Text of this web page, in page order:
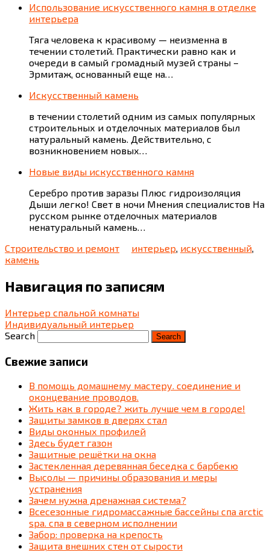
Использование искусственного камня в отделке
интерьера
Тяга человека к красивому — неизменна в
течении столетий. Практически равно как и
очереди в самый громадный музей страны –
Эрмитаж, основанный еще на…
Искусственный камень
в течении столетий одним из самых популярных
строительных и отделочных материалов был
натуральный камень. Действительно, с
возникновением новых…
Новые виды искусственного камня
Серебро против заразы Плюс гидроизоляция
Дыши легко! Свет в ночи Мнения специалистов На
русском рынке отделочных материалов
ненатуральный камень…
Строительство и ремонт
интерьер, искусственный,
камень
Навигация по записям
Интерьер спальной комнаты
Индивидуальный интерьер
Search
Свежие записи
В помощь домашнему мастеру. соединение и
оконцевание проводов.
Жить как в городе? жить лучше чем в городе!
Защиты замков в дверях стал
Виды оконных профилей
Здесь будет газон
Защитные решётки на окна
Застекленная деревянная беседка c барбекю
Высолы — причины образования и меры
устранения
Зачем нужна дренажная система?
Всесезонные гидромассажные бассейны спа arctic
spa. спа в северном исполнении
Забор: проверка на крепость
Защита внешних стен от сырости